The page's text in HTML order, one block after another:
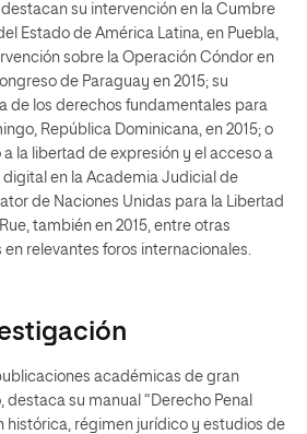
su intervención en la Cumbre
Estado de América Latina, en Puebla,
sobre la Operación Cóndor en
de Paraguay en 2015; su
de los derechos fundamentales para
República Dominicana, en 2015; o
la libertad de expresión y el acceso a
digital en la Academia Judicial de
de Naciones Unidas para la Libertad
también en 2015, entre otras
relevantes foros internacionales.
académicas de gran
destaca su manual “Derecho Penal
histórica, régimen jurídico y estudios de